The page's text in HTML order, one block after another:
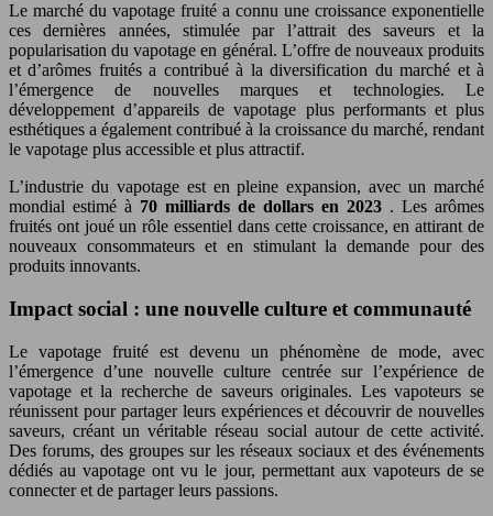
Le marché du vapotage fruité a connu une croissance exponentielle
ces dernières années, stimulée par l’attrait des saveurs et la
popularisation du vapotage en général. L’offre de nouveaux produits
et d’arômes fruités a contribué à la diversification du marché et à
l’émergence de nouvelles marques et technologies. Le
développement d’appareils de vapotage plus performants et plus
esthétiques a également contribué à la croissance du marché, rendant
le vapotage plus accessible et plus attractif.
L’industrie du vapotage est en pleine expansion, avec un marché
mondial estimé à 70 milliards de dollars en 2023 . Les arômes
fruités ont joué un rôle essentiel dans cette croissance, en attirant de
nouveaux consommateurs et en stimulant la demande pour des
produits innovants.
Impact social : une nouvelle culture et communauté
Le vapotage fruité est devenu un phénomène de mode, avec
l’émergence d’une nouvelle culture centrée sur l’expérience de
vapotage et la recherche de saveurs originales. Les vapoteurs se
réunissent pour partager leurs expériences et découvrir de nouvelles
saveurs, créant un véritable réseau social autour de cette activité.
Des forums, des groupes sur les réseaux sociaux et des événements
dédiés au vapotage ont vu le jour, permettant aux vapoteurs de se
connecter et de partager leurs passions.